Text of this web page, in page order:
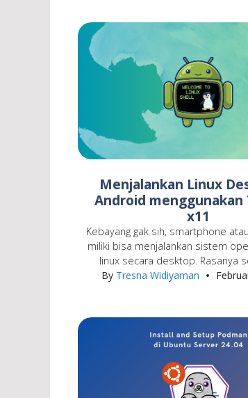
Menjalankan Linux
Android menggunakan
x11
Kebayang gak sih, smartphone
miliki bisa menjalankan sistem
linux secara desktop. Rasanya
By Tresna Widiyaman